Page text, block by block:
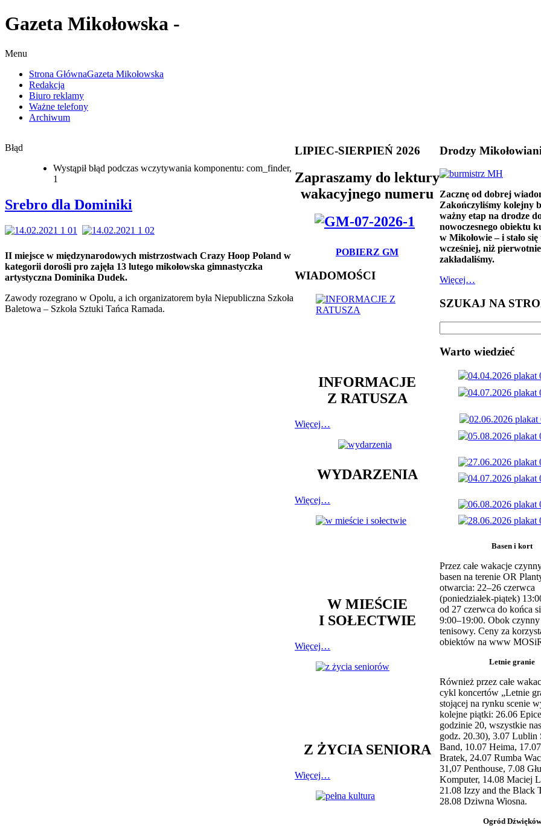
Gazeta Mikołowska -
Menu
Strona GłównaGazeta Mikołowska
Redakcja
Biuro reklamy
Ważne telefony
Archiwum
Błąd
Wystąpił błąd podczas wczytywania komponentu: com_finder,
1
Srebro dla Dominiki
II miejsce w międzynarodowych mistrzostwach Crazy Hoop Poland w
kategorii dorośli pro zajęła 13 lutego mikołowska gimnastyczka
artystyczna Dominika Dudek.
Zawody rozegrano w Opolu, a ich organizatorem była Niepubliczna Szkoła
Baletowa – Szkoła Sztuki Tańca Ramada.
LIPIEC-SIERPIEŃ 2026
Zapraszamy do lektury
wakacyjnego numeru
POBIERZ GM
WIADOMOŚCI
INFORMACJE
Z RATUSZA
Więcej…
WYDARZENIA
Więcej…
W MIEŚCIE
I SOŁECTWIE
Więcej…
Z ŻYCIA SENIORA
Więcej…
Drodzy
Zacznę od dobrej
Zakończyliśmy kolejny
ważny etap na drodze
nowoczesnego obiektu
w Mikołowie – i stało się
wcześniej, niż pierwotnie
zakładaliśmy.
Więcej…
SZUKAJ NA
Warto wiedzieć
Basen i kort
Przez całe wakacje
basen na terenie OR
otwarcia: 22–26 czerwca
(poniedziałek-piątek)
od 27 czerwca do końca
9:00–19:00. Obok
tenisowy. Ceny za
obiektów na www
Letnie granie
Również przez całe
cykl koncertów „Letnie
stojącej na rynku scenie
kolejne piątki: 26.06
godzinie 20, wszystkie
godz. 20.30), 3.07 Lublin
Band, 10.07 Heima,
Bratek, 24.07 Rumba
31,07 Penthouse, 7.08
Komputer, 14.08 Maciej
21.08 Izzy and the Black
28.08 Dziwna Wiosna.
Ogród Dźwięków